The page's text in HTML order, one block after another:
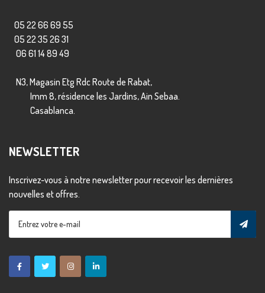
05 22 66 69 55
05 22 35 26 31
06 61 14 89 49
N3, Magasin Etg Rdc Route de Rabat,
Imm 8, résidence les Jardins, Ain Sebaa.
Casablanca.
NEWSLETTER
Inscrivez-vous à notre newsletter pour recevoir les dernières
nouvelles et offres.